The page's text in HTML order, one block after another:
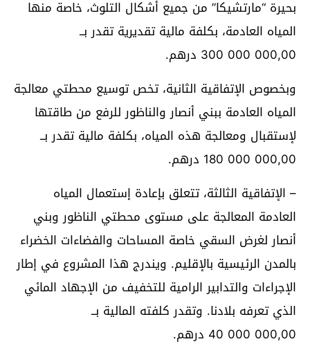
بحيرة “مارتشيكا” من جميع أشكال التلوث، خاصة منها
المياه العادمة، بكلفة مالية تقديرية تقدر بــ
300 000 000,00 درهم.
وبخصوص الإتفاقية الثانية، تخص توسيع محطتي معالجة
المياه العادمة ببني أنصار والناظور للرفع من طاقتها
لإستقبال ومعالجة هذه المياه، بكلفة مالية تقدر بــ
180 000 000,00 درهم.
– الإتفاقية الثالثة، تتعلق بإعادة إستعمال المياه
العادمة المعالجة على مستوى محطتي الناظور وبني
أنصار لغرض السقي خاصة المساحات والفضاءات الخضراء
بالمدن الرئيسية بالإقليم. ويندرج هذا المشروع في إطار
الإجراءات والتدابير الرامية للتخفيف من الإجهاد المائي
الذي تعرفه بلادنا. وتقدر كلفته المالية بــ
40 000 000,00 درهم.